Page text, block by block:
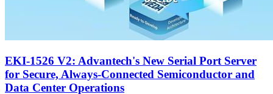
EKI-1526 V2: Advantech's New Serial Port Server
for Secure, Always-Connected Semiconductor and
Data Center Operations